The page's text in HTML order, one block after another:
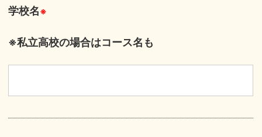
学校名※
※私立高校の場合はコース名も